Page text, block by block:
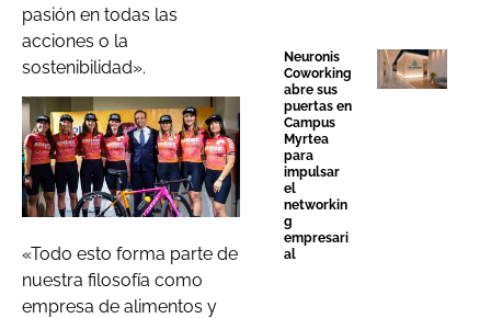
pasión en todas las
acciones o la
sostenibilidad».
«Todo esto forma parte de
nuestra filosofía como
empresa de alimentos y
Neuronis
Coworking
abre sus
puertas en
Campus
Myrtea
para
impulsar
el
networkin
g
empresari
al